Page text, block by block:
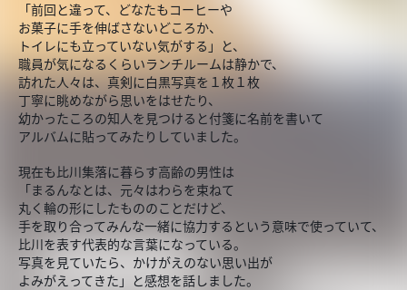
「前回と違って、どなたもコーヒーや
お菓子に手を伸ばさないどころか、
トイレにも立っていない気がする」と、
職員が気になるくらいランチルームは静かで、
訪れた人々は、真剣に白黒写真を１枚１枚
丁寧に眺めながら思いをはせたり、
幼かったころの知人を見つけると付箋に名前を書いて
アルバムに貼ってみたりしていました。
現在も比川集落に暮らす高齢の男性は
「まるんなとは、元々はわらを束ねて
丸く輪の形にしたもののことだけど、
手を取り合ってみんな一緒に協力するという意味で使っていて、
比川を表す代表的な言葉になっている。
写真を見ていたら、かけがえのない思い出が
よみがえってきた」と感想を話しました。